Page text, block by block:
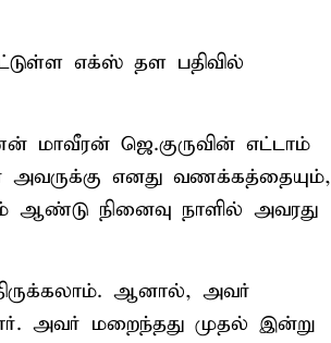
எக்ஸ் தள பதிவில்
மாவீரன் ஜெ.குருவின் எட்டாம்
எனது வணக்கத்தையும்,
ஆண்டு நினைவு நாளில் அவரது
ஆனால், அவர்
அவர் மறைந்தது முதல் இன்று